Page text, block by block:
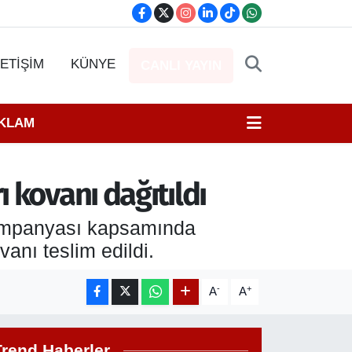
KÜNYE
dağıtıldı
kapsamında
teslim edildi.
A- A+